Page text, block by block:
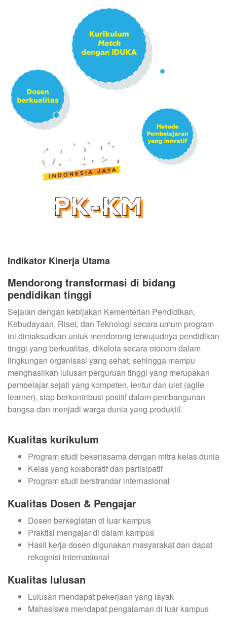
Indikator Kinerja Utama
Mendorong transformasi di bidang
pendidikan tinggi
Sejalan dengan kebijakan Kementerian Pendidikan,
Kebudayaan, Riset, dan Teknologi secara umum program
ini dimaksudkan untuk mendorong terwujudnya pendidikan
tinggi yang berkualitas, dikelola secara otonom dalam
lingkungan organisasi yang sehat, sehingga mampu
menghasilkan lulusan perguruan tinggi yang merupakan
pembelajar sejati yang kompeten, lentur dan ulet (agile
learner), siap berkontribusi positif dalam pembangunan
bangsa dan menjadi warga dunia yang produktif.
Kualitas kurikulum
Program studi bekerjasama dengan mitra kelas dunia
Kelas yang kolaboratif dan partisipatif
Program studi berstrandar internasional
Kualitas Dosen & Pengajar
Dosen berkegiatan di luar kampus
Praktisi mengajar di dalam kampus
Hasil kerja dosen digunakan masyarakat dan dapat
rekognisi internasional
Kualitas lulusan
Lulusan mendapat pekerjaan yang layak
Mahasiswa mendapat pengalaman di luar kampus